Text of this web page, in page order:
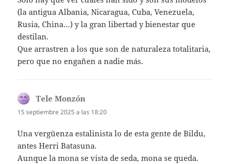
(la antigua Albania, Nicaragua, Cuba, Venezuela,
Rusia, China…) y la gran libertad y bienestar que
destilan.
Que arrastren a los que son de naturaleza totalitaria,
pero que no engañen a nadie más.
Tele Monzón
15 septiembre 2025 a las 18:20
Una vergüenza estalinista lo de esta gente de Bildu,
antes Herri Batasuna.
Aunque la mona se vista de seda, mona se queda.